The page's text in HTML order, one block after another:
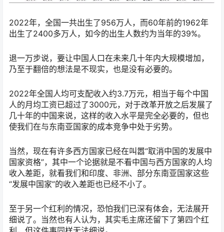
2022年，全国一共出生了956万人，而60年前的1962年
出生了2400多万人，如今的出生人数约为当年的39%。
退一万步说，要让中国人口在未来几十年内大规模增加，
乃至于翻倍的想法是不现实，也是没有必要的。
2022年全国人均可支配收入约3.7万元，相当于每个中国
人的月均工资已超过了3000元，对于改革开放之后发展了
几十年的中国来说，这样的收入水平是完全必要的，但也
使我们在与东南亚国家的成本竞争中处于劣势。
当然，现在有许多西方国家已经在叫嚣“取消中国的发展中
国家资格”，其中一个论据就是不看中国与西方国家的人均
收入差距，就看我们和印度、非洲、部分东南亚国家这些
“发展中国家”的收入差距也已经不小了。
至于另一个红利的情况，恐怕我们已深有体会，无法展开
细说了。当然也有人认为，其实毛主席还留下了第四个红